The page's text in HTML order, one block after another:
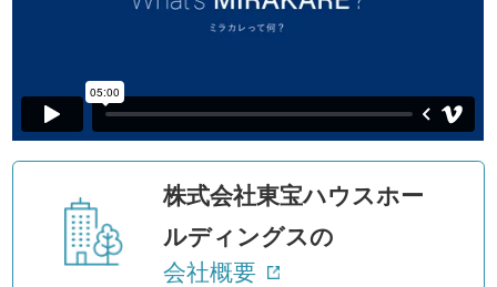
株式会社東宝ハウスホー
ルディングスの
会社概要